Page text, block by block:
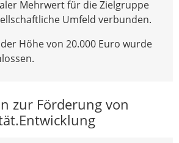
Mehrwert für die Zielgruppe
Umfeld verbunden.
Höhe von 20.000 Euro wurde
zur Förderung von